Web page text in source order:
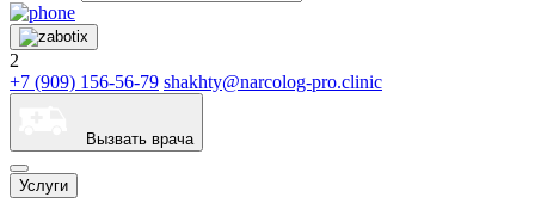
2
+7 (909) 156-56-79 shakhty@narcolog-pro.clinic
Вызвать врача
Услуги